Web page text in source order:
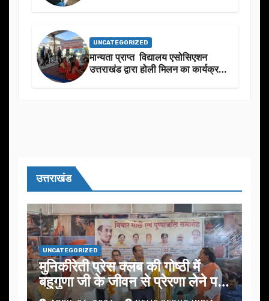
UNCATEGORIZED
मान्यता प्राप्त विद्यालय एसोसिएशन
उत्तराखंड द्वारा होली मिलन का कार्यक्रम
उत्तराखंड
UNCATEGORIZED
मुनिकीरेती प्रेस क्लब की गोष्ठी में
बहुगुणा जी के जीवन से प्रेरणा लेने पर
जोर